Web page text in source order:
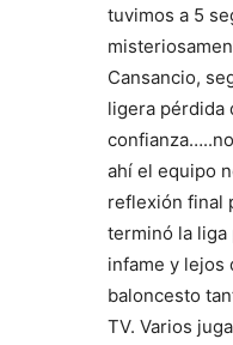
tuvimos a 5
Cansancio,
ligera pérdida
ahí el equipo
reflexión final
terminó la liga
infame y lejos
baloncesto
TV. Varios